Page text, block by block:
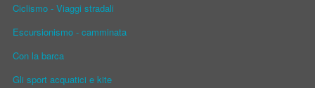
Ciclismo - Viaggi stradali
Escursionismo - camminata
Con la barca
Gli sport acquatici e kite